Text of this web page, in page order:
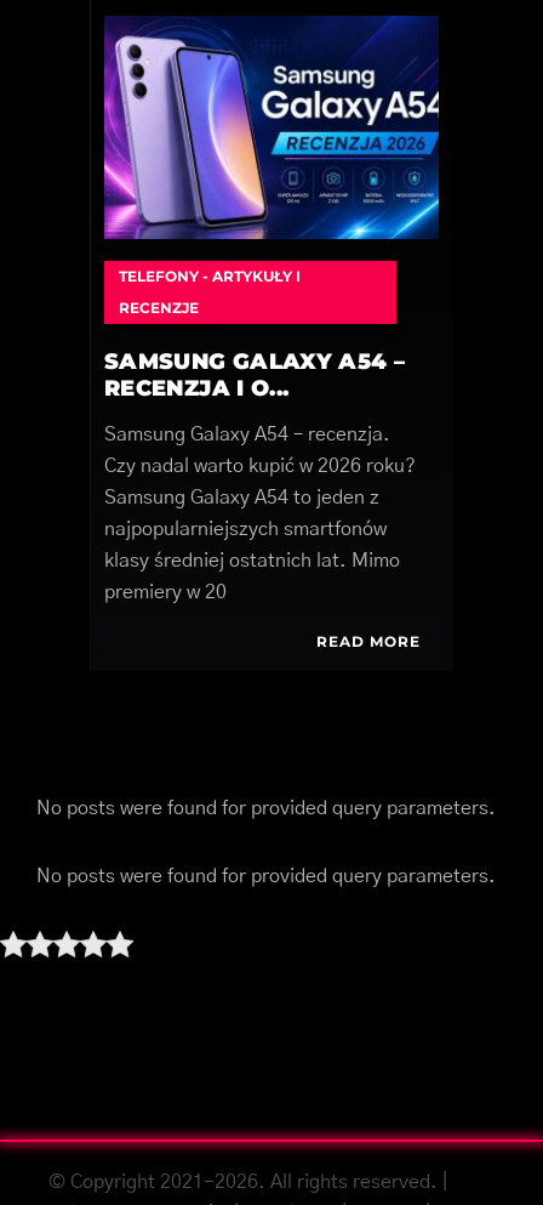
TELEFONY - ARTYKUŁY I
RECENZJE
SAMSUNG GALAXY A54 –
RECENZJA I O...
Samsung Galaxy A54 – recenzja.
Czy nadal warto kupić w 2026 roku?
Samsung Galaxy A54 to jeden z
najpopularniejszych smartfonów
klasy średniej ostatnich lat. Mimo
premiery w 20
READ MORE
No posts were found for provided query parameters.
No posts were found for provided query parameters.
© Copyright 2021-2026. All rights reserved. |